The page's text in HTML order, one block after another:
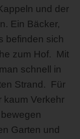
und der
Ein Bäcker,
befinden sich
zum Hof. Mit
schnell in
Strand. Für
kaum Verkehr
Garten und